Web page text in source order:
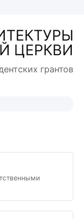
ЦЕРКВИ
грантов